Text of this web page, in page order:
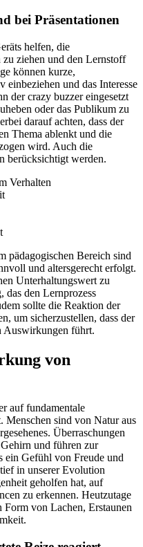
bei Präsentationen
helfen, die
ziehen und den Lernstoff
können kurze,
einbeziehen und das Interesse
der crazy buzzer eingesetzt
oder das Publikum zu
darauf achten, dass der
Thema ablenkt und die
wird. Auch die
berücksichtigt werden.
Verhalten
pädagogischen Bereich sind
und altersgerecht erfolgt.
Unterhaltungswert zu
das den Lernprozess
sollte die Reaktion der
um sicherzustellen, dass der
Auswirkungen führt.
von
auf fundamentale
Menschen sind von Natur aus
Überraschungen
und führen zur
ein Gefühl von Freude und
in unserer Evolution
geholfen hat, auf
zu erkennen. Heutzutage
von Lachen, Erstaunen